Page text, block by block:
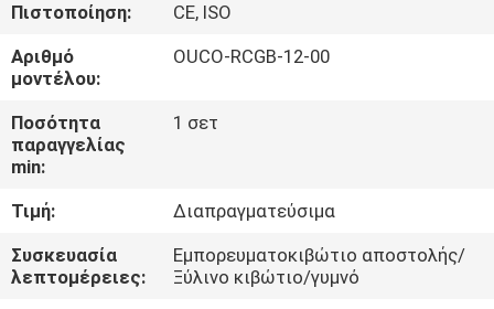
ΣΧΕΤΙΚΆ
ΜΕ
ΕΜΆΣ
ΣΤΟ
ΕΡΓΟΣΤΆΣΙΟ
Πιστοποίηση:
CE, ISO
Αριθμό
μοντέλου:
OUCO-RCGB-12-00
Ποσότητα
παραγγελίας
min:
1 σετ
Τιμή:
Διαπραγματεύσιμα
Συσκευασία
λεπτομέρειες:
Εμπορευματοκιβώτιο αποστολής/
Ξύλινο κιβώτιο/γυμνό